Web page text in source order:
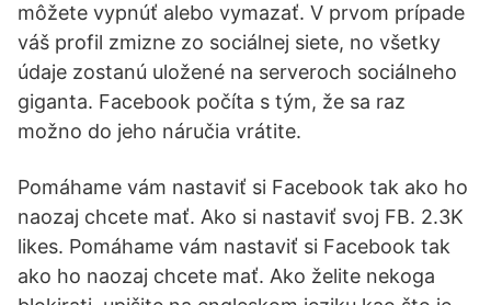
môžete vypnúť alebo vymazať. V prvom prípade
váš profil zmizne zo sociálnej siete, no všetky
údaje zostanú uložené na serveroch sociálneho
giganta. Facebook počíta s tým, že sa raz
možno do jeho náručia vrátite.
Pomáhame vám nastaviť si Facebook tak ako ho
naozaj chcete mať. Ako si nastaviť svoj FB. 2.3K
likes. Pomáhame vám nastaviť si Facebook tak
ako ho naozaj chcete mať. Ako želite nekoga